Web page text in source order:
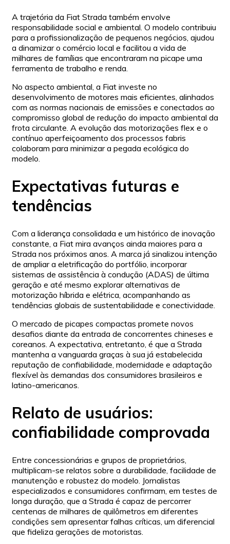
A trajetória da Fiat Strada também envolve
responsabilidade social e ambiental. O modelo contribuiu
para a profissionalização de pequenos negócios, ajudou
a dinamizar o comércio local e facilitou a vida de
milhares de famílias que encontraram na picape uma
ferramenta de trabalho e renda.
No aspecto ambiental, a Fiat investe no
desenvolvimento de motores mais eficientes, alinhados
com as normas nacionais de emissões e conectados ao
compromisso global de redução do impacto ambiental da
frota circulante. A evolução das motorizações flex e o
contínuo aperfeiçoamento dos processos fabris
colaboram para minimizar a pegada ecológica do
modelo.
Expectativas futuras e
tendências
Com a liderança consolidada e um histórico de inovação
constante, a Fiat mira avanços ainda maiores para a
Strada nos próximos anos. A marca já sinalizou intenção
de ampliar a eletrificação do portfólio, incorporar
sistemas de assistência à condução (ADAS) de última
geração e até mesmo explorar alternativas de
motorização híbrida e elétrica, acompanhando as
tendências globais de sustentabilidade e conectividade.
O mercado de picapes compactas promete novos
desafios diante da entrada de concorrentes chineses e
coreanos. A expectativa, entretanto, é que a Strada
mantenha a vanguarda graças à sua já estabelecida
reputação de confiabilidade, modernidade e adaptação
flexível às demandas dos consumidores brasileiros e
latino-americanos.
Relato de usuários:
confiabilidade comprovada
Entre concessionárias e grupos de proprietários,
multiplicam-se relatos sobre a durabilidade, facilidade de
manutenção e robustez do modelo. Jornalistas
especializados e consumidores confirmam, em testes de
longa duração, que a Strada é capaz de percorrer
centenas de milhares de quilômetros em diferentes
condições sem apresentar falhas críticas, um diferencial
que fideliza gerações de motoristas.